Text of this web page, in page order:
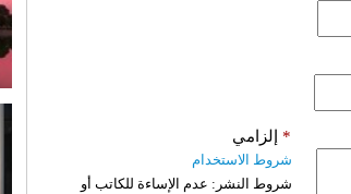
إلزامي *
شروط الاستخدام
شروط النشر: عدم الإساءة للكاتب أو